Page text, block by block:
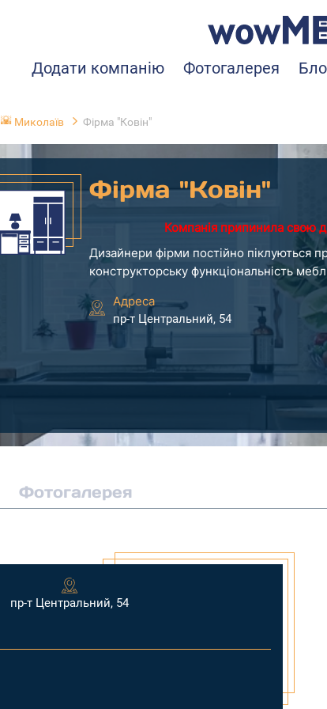
Додати компанію Фотогалерея
🌇 Миколаїв Фірма "Ковін"
Фірма "Ковін"
Компанія припинила свою
Дизайнери фірми постійно піклуються
конструкторську функціональність
Адреса
пр-т Центральний, 54
Фотогалерея
пр-т Центральний, 54